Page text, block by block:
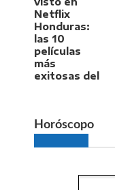
Horóscopo